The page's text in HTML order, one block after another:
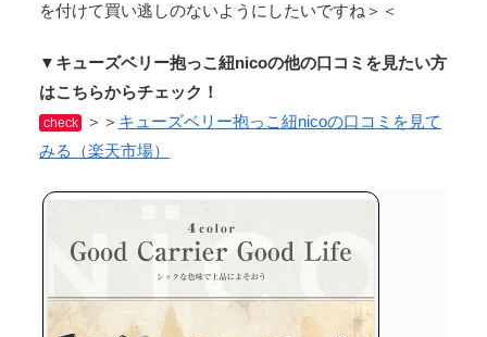
を付けて買い逃しのないようにしたいですね＞＜
▼キューズベリー抱っこ紐nicoの他の口コミを見たい方
はこちらからチェック！
check ＞＞ キューズベリー抱っこ紐nicoの口コミを見て
みる（楽天市場）